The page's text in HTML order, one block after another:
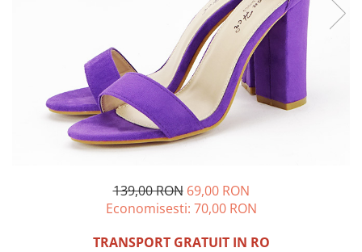
Camasi si topuri
Blugi si pantaloni
Pulovere si cardigane
139,00 RON 69,00 RON
Economisesti: 70,00 RON
TRANSPORT GRATUIT IN RO